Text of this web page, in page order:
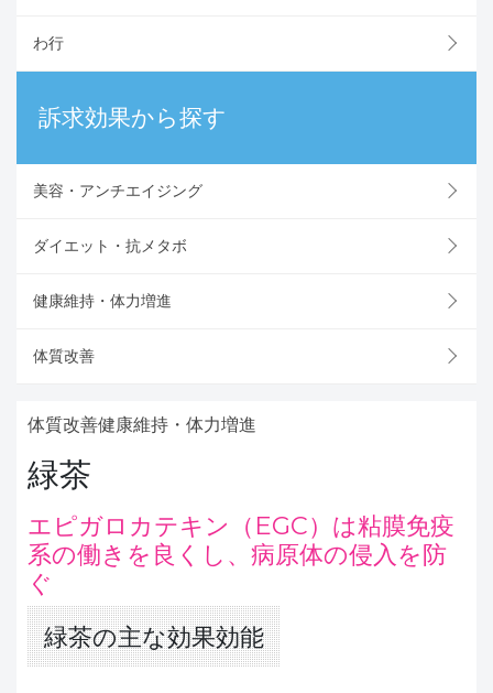
わ行
訴求効果から探す
美容・アンチエイジング
ダイエット・抗メタボ
健康維持・体力増進
体質改善
体質改善健康維持・体力増進
緑茶
エピガロカテキン（EGC）は粘膜免疫
系の働きを良くし、病原体の侵入を防
ぐ
緑茶の主な効果効能